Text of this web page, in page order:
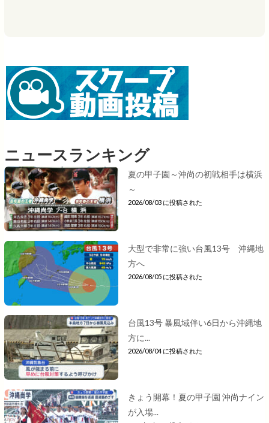
ニュースランキング
夏の甲子園～沖尚の初戦相手は横浜
～
2026/08/03 に投稿された
大型で非常に強い台風13号 沖縄地
方へ
2026/08/05 に投稿された
台風13号 暴風域伴い6日から沖縄地
方に...
2026/08/04 に投稿された
きょう開幕！夏の甲子園 沖尚ナイン
が入場...